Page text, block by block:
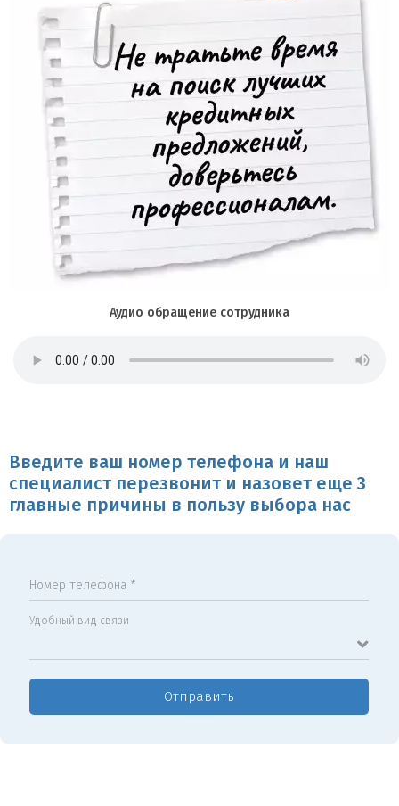
Аудио обращение сотрудника
Введите ваш номер телефона и наш
специалист перезвонит и назовет еще 3
главные причины в пользу выбора нас
Номер телефона *
Удобный вид связи
Отправить